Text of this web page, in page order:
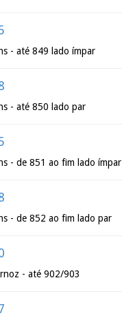
- até 849 lado ímpar
- até 850 lado par
- de 851 ao fim lado ímpar
- de 852 ao fim lado par
- até 902/903